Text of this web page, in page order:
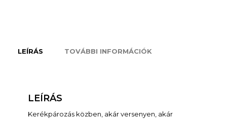
LEÍRÁS TOVÁBBI INFORMÁCIÓK
LEÍRÁS
Kerékpározás közben, akár versenyen, akár